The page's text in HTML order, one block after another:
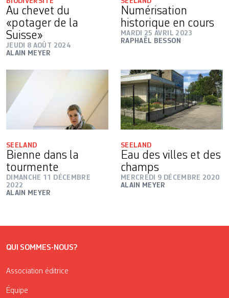
Au chevet du
«potager de la
Suisse»
JEUDI 8 AOÛT 2024
ALAIN MEYER
Numérisation
historique en cours
MARDI 25 AVRIL 2023
RAPHAËL BESSON
SEELAND
Bienne dans la
tourmente
DIMANCHE 11 DÉCEMBRE
2022
ALAIN MEYER
SEELAND
Eau des villes et des
champs
MERCREDI 9 DÉCEMBRE 2020
ALAIN MEYER
QUI SOMMES-NOUS?
Association éditrice
Équipe